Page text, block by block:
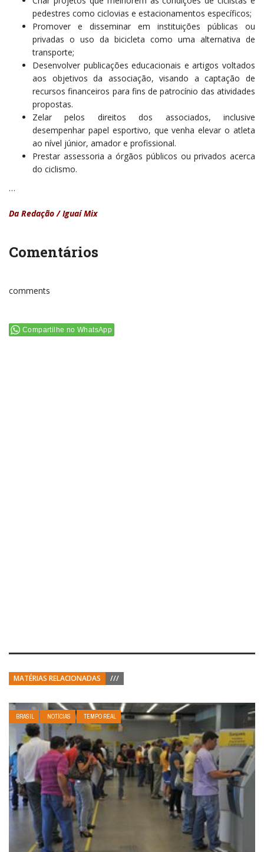
pedestres como ciclovias e estacionamentos específicos;
Promover e disseminar em instituições públicas ou
privadas o uso da bicicleta como uma alternativa de
transporte;
Desenvolver publicações educacionais e artigos voltados
aos objetivos da associação, visando a captação de
recursos financeiros para fins de patrocínio das atividades
propostas.
Zelar pelos direitos dos associados, inclusive
desempenhar papel esportivo, que venha elevar o atleta
ao nível júnior, amador e profissional.
Prestar assessoria a órgãos públicos ou privados acerca
do ciclismo.
…
Da Redação / Iguaí Mix
Comentários
comments
Compartilhe no WhatsApp
MATÉRIAS RELACIONADAS ///
BRASIL NOTÍCIAS TEMPO REAL